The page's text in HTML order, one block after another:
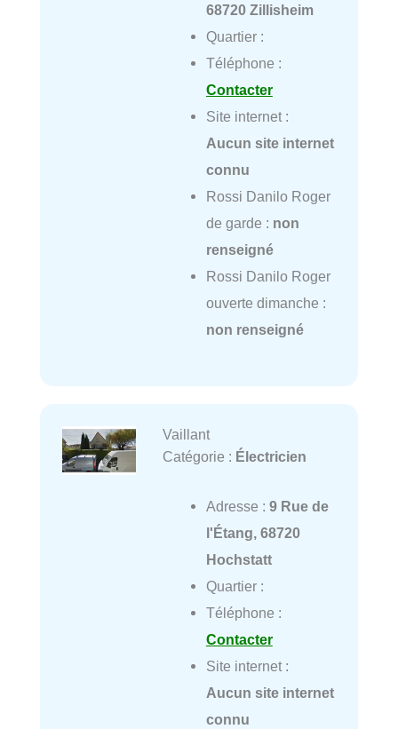
68720 Zillisheim
Quartier :
Téléphone :
Contacter
Site internet :
Aucun site internet
connu
Rossi Danilo Roger
de garde : non
renseigné
Rossi Danilo Roger
ouverte dimanche :
non renseigné
Vaillant
Catégorie : Électricien
Adresse : 9 Rue de
l'Étang, 68720
Hochstatt
Quartier :
Téléphone :
Contacter
Site internet :
Aucun site internet
connu